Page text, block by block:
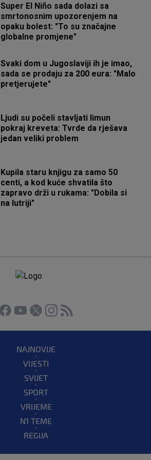
Super El Niño sada dolazi sa
smrtonosnim upozorenjem na
opaku bolest: "To su značajne
globalne promjene"
Svaki dom u Jugoslaviji ih je imao,
sada se prodaju za 200 eura: "Malo
pretjerujete"
Ljudi su počeli stavljati limun
pokraj kreveta: Tvrde da rješava
jedan veliki problem
Kupila staru knjigu za samo 50
centi, a kod kuće shvatila što
zapravo drži u rukama: "Dobila si
na lutriji"
NAJNOVIJE
VIJESTI
SVIJET
SPORT
VRIJEME
N1 TEME
REGIJA